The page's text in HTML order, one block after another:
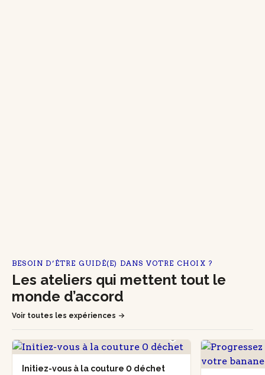
BESOIN D’ÊTRE GUIDÉ(E) DANS VOTRE CHOIX ?
Les ateliers qui mettent tout le
monde d’accord
Voir toutes les expériences
Initiez-vous à la couture 0 déchet